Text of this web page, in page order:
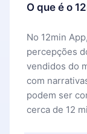
O que é o
No 12min
percepções
vendidos do
com
podem ser
cerca de 12